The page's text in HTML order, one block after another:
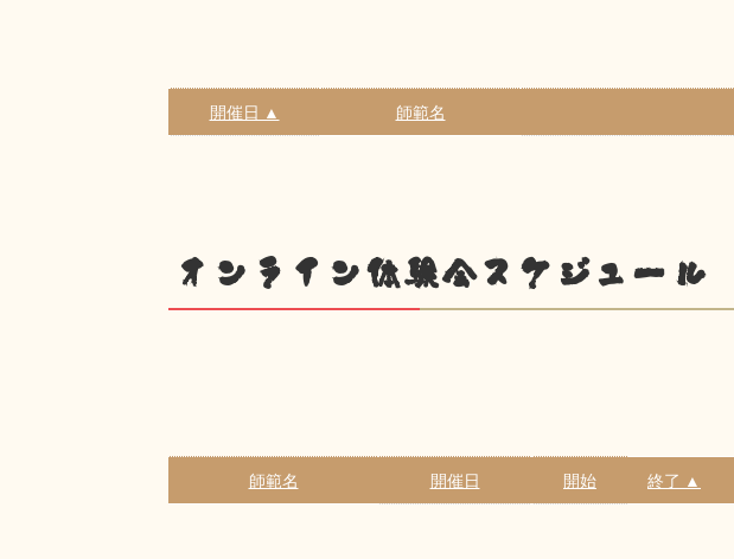
開催日 ▲ 師範名
オンライン体験会スケジュール
師範名 開催日 開始 終了 ▲